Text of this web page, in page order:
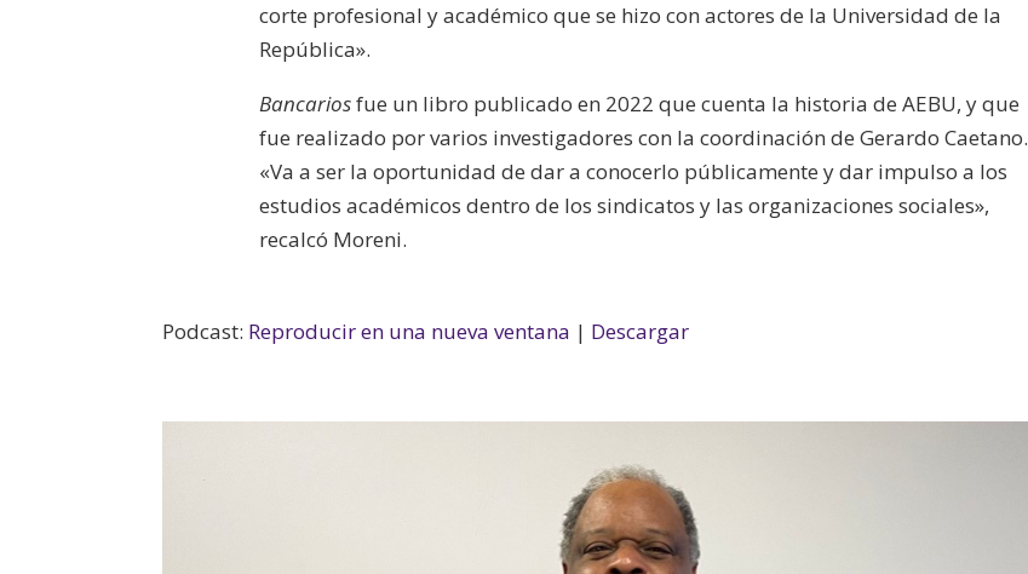
corte profesional y académico que se hizo con actores de la Universidad de la
República».
Bancariosfue un libro publicado en 2022 que cuenta la historia de AEBU, y que
fue realizado por varios investigadores con la coordinación de Gerardo Caetano.
«Va a ser la oportunidad de dar a conocerlo públicamente y dar impulso a los
estudios académicos dentro de los sindicatos y las organizaciones sociales»,
recalcó Moreni.
Podcast: Reproducir en una nueva ventana | Descargar